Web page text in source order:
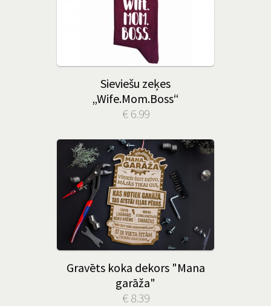
Sieviešu zeķes
„Wife.Mom.Boss“
€ 6.99
Gravēts koka dekors "Mana
garāža"
€ 8.39